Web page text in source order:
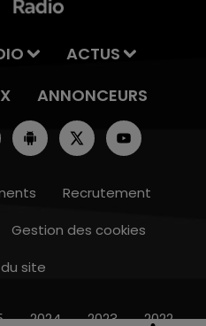
ACTUS
ANNONCEURS
Recrutement
Gestion des cookies
site
2024 2023 2022